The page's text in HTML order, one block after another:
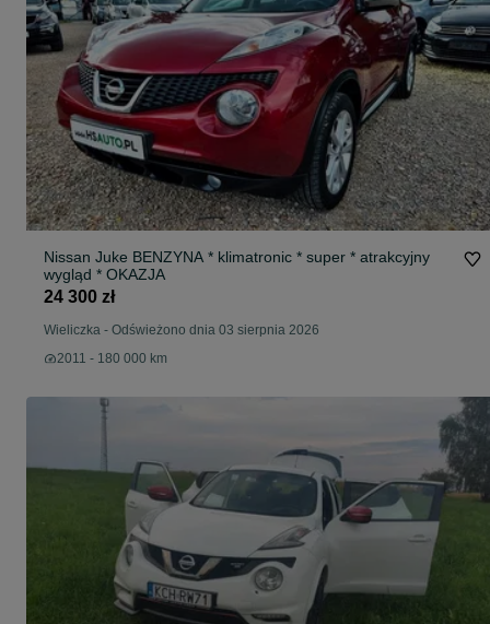
Nissan Juke BENZYNA * klimatronic * super * atrakcyjny
wygląd * OKAZJA
24 300 zł
Wieliczka - Odświeżono dnia 03 sierpnia 2026
2011 - 180 000 km